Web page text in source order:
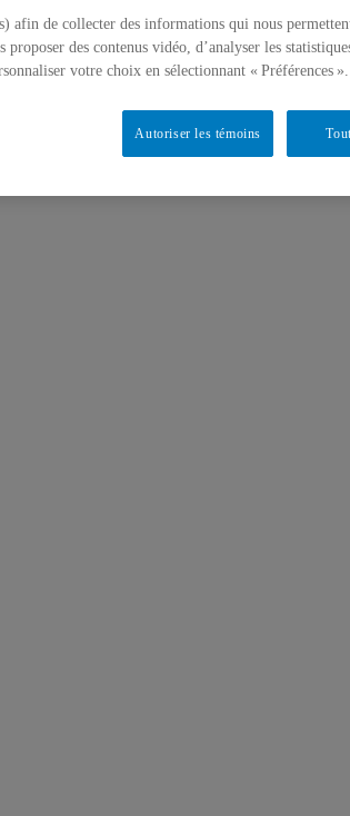
afin de collecter des informations qui nous
des contenus vidéo, d’analyser les
votre choix en sélectionnant « Préférences ».
Autoriser les témoins